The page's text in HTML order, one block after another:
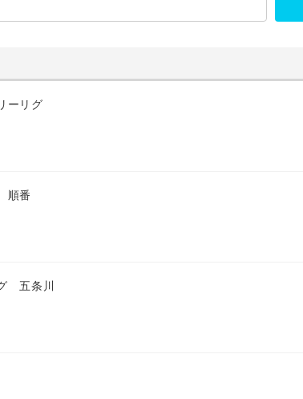
ーリグ
順番
五条川